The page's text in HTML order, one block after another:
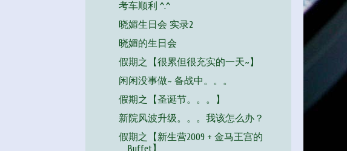
考车顺利 ^.^
晓媚生日会 实录2
晓媚的生日会
假期之【很累但很充实的一天~】
闲闲没事做~ 备战中。。。
假期之【圣诞节。。。】
新院风波升级。。。我该怎么办？
假期之【新生营2009 + 金马王宫的
Buffet】